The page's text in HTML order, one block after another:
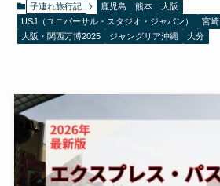
子連れ旅行記 鹿児島 熊本
大阪
USJ（ユニバーサル・スタジオ・ジャパン）
宮崎
大阪・関西万博2025
ジャングリア沖縄 大分